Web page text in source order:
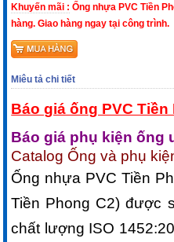
Khuyến mãi : Ống nhựa PVC Tiền
hàng. Giao hàng ngay tại công trình.
Miêu tả chi tiết
Báo giá ống PVC Tiền
Báo giá phụ kiện ống
Catalog Ống và phụ
Ống nhựa PVC Tiền
Tiền Phong C2) được
chất lượng ISO